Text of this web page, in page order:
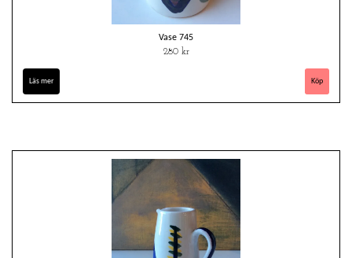
Vase 745
280 kr
Läs mer